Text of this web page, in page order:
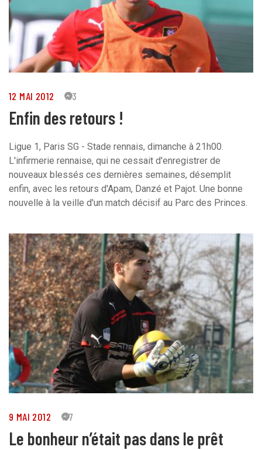
12 MAI 2012 33
Enfin des retours !
Ligue 1, Paris SG - Stade rennais, dimanche à 21h00.
L'infirmerie rennaise, qui ne cessait d'enregistrer de
nouveaux blessés ces dernières semaines, désemplit
enfin, avec les retours d'Apam, Danzé et Pajot. Une bonne
nouvelle à la veille d'un match décisif au Parc des Princes.
9 MAI 2012 37
Le bonheur n’était pas dans le prêt